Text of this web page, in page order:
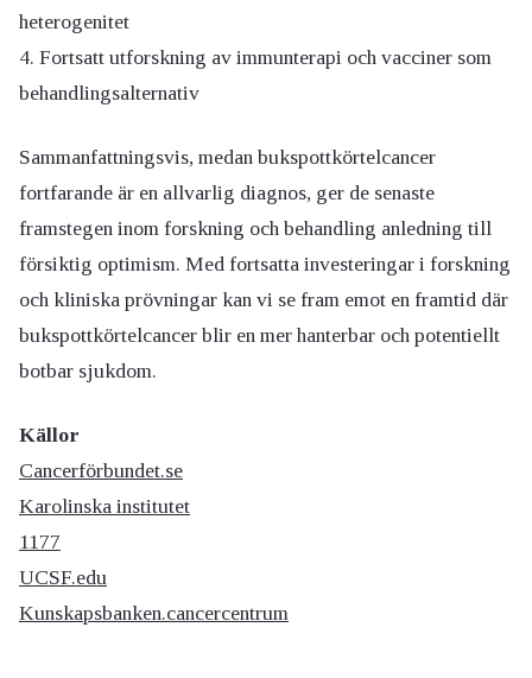
heterogenitet
Fortsatt utforskning av immunterapi och vacciner som
behandlingsalternativ
Sammanfattningsvis, medan bukspottkörtelcancer
fortfarande är en allvarlig diagnos, ger de senaste
framstegen inom forskning och behandling anledning till
försiktig optimism. Med fortsatta investeringar i forskning
och kliniska prövningar kan vi se fram emot en framtid där
bukspottkörtelcancer blir en mer hanterbar och potentiellt
botbar sjukdom.
Källor
Cancerförbundet.se
Karolinska institutet
1177
UCSF.edu
Kunskapsbanken.cancercentrum